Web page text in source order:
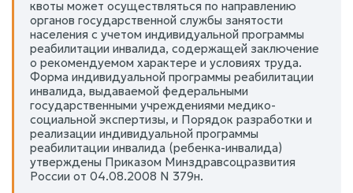
квоты может осуществляться по направлению
органов государственной службы занятости
населения с учетом индивидуальной программы
реабилитации инвалида, содержащей заключение
о рекомендуемом характере и условиях труда.
Форма индивидуальной программы реабилитации
инвалида, выдаваемой федеральными
государственными учреждениями медико-
социальной экспертизы, и Порядок разработки и
реализации индивидуальной программы
реабилитации инвалида (ребенка-инвалида)
утверждены Приказом Минздравсоцразвития
России от 04.08.2008 N 379н.